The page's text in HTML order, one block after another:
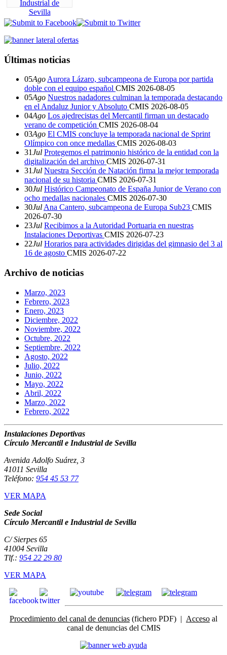
Últimas noticias
05Ago Aurora Lázaro, subcampeona de Europa por partida
doble con el equipo español CMIS 2026-08-05
05Ago Nuestros nadadores culminan la temporada destacando
en el Andaluz Junior y Absoluto CMIS 2026-08-05
04Ago Los ajedrecistas del Mercantil firman un destacado
verano de competición CMIS 2026-08-04
03Ago El CMIS concluye la temporada nacional de Sprint
Olímpico con once medallas CMIS 2026-08-03
31Jul Protegemos el patrimonio histórico de la entidad con la
digitalización del archivo CMIS 2026-07-31
31Jul Nuestra Sección de Natación firma la mejor temporada
nacional de su historia CMIS 2026-07-31
30Jul Histórico Campeonato de España Junior de Verano con
ocho medallas nacionales CMIS 2026-07-30
30Jul Ana Cantero, subcampeona de Europa Sub23 CMIS
2026-07-30
23Jul Recibimos a la Autoridad Portuaria en nuestras
Instalaciones Deportivas CMIS 2026-07-23
22Jul Horarios para actividades dirigidas del gimnasio del 3 al
16 de agosto CMIS 2026-07-22
Archivo de noticias
Marzo, 2023
Febrero, 2023
Enero, 2023
Diciembre, 2022
Noviembre, 2022
Octubre, 2022
Septiembre, 2022
Agosto, 2022
Julio, 2022
Junio, 2022
Mayo, 2022
Abril, 2022
Marzo, 2022
Febrero, 2022
Instalaciones Deportivas
Círculo Mercantil e Industrial de Sevilla
Avenida Adolfo Suárez, 3
41011 Sevilla
Teléfono: 954 45 53 77
VER MAPA
Sede Social
Círculo Mercantil e Industrial de Sevilla
C/ Sierpes 65
41004 Sevilla
Tlf.: 954 22 29 80
VER MAPA
Procedimiento del canal de denuncias (fichero PDF) | Acceso al
canal de denuncias del CMIS